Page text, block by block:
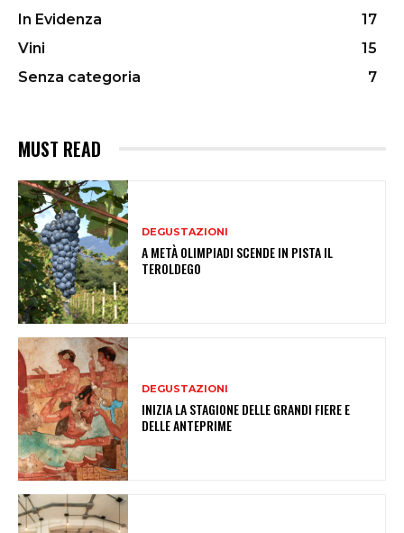
In Evidenza
17
Vini
15
Senza categoria
7
MUST READ
DEGUSTAZIONI
A METÀ OLIMPIADI SCENDE IN PISTA IL
TEROLDEGO
DEGUSTAZIONI
INIZIA LA STAGIONE DELLE GRANDI FIERE E
DELLE ANTEPRIME